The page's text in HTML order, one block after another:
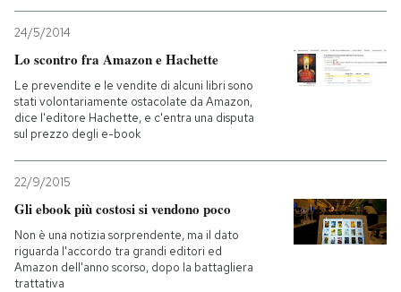
24/5/2014
Lo scontro fra Amazon e Hachette
Le prevendite e le vendite di alcuni libri sono
stati volontariamente ostacolate da Amazon,
dice l'editore Hachette, e c'entra una disputa
sul prezzo degli e-book
22/9/2015
Gli ebook più costosi si vendono poco
Non è una notizia sorprendente, ma il dato
riguarda l'accordo tra grandi editori ed
Amazon dell'anno scorso, dopo la battagliera
trattativa